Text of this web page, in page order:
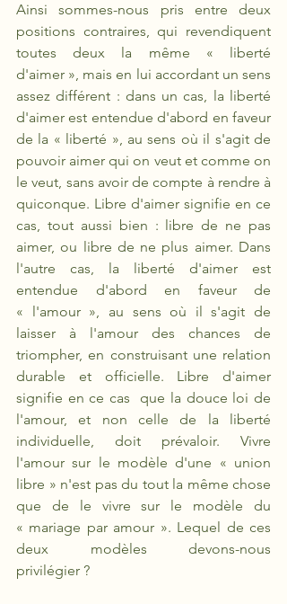
Ainsi sommes-nous pris entre deux
positions contraires, qui revendiquent
toutes deux la même « liberté
d'aimer », mais en lui accordant un sens
assez différent : dans un cas, la liberté
d'aimer est entendue d'abord en faveur
de la « liberté », au sens où il s'agit de
pouvoir aimer qui on veut et comme on
le veut, sans avoir de compte à rendre à
quiconque. Libre d'aimer signifie en ce
cas, tout aussi bien : libre de ne pas
aimer, ou libre de ne plus aimer. Dans
l'autre cas, la liberté d'aimer est
entendue d'abord en faveur de
« l'amour », au sens où il s'agit de
laisser à l'amour des chances de
triompher, en construisant une relation
durable et officielle. Libre d'aimer
signifie en ce cas  que la douce loi de
l'amour, et non celle de la liberté
individuelle, doit prévaloir. Vivre
l'amour sur le modèle d'une « union
libre » n'est pas du tout la même chose
que de le vivre sur le modèle du
« mariage par amour ». Lequel de ces
deux modèles devons-nous
privilégier ?